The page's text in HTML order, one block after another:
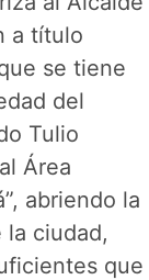
a título
se tiene
del
Tulio
Área
abriendo la
ciudad,
que